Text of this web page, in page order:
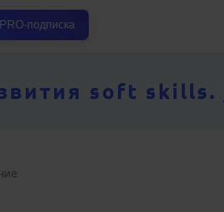
PRO-подписка
soft skills.